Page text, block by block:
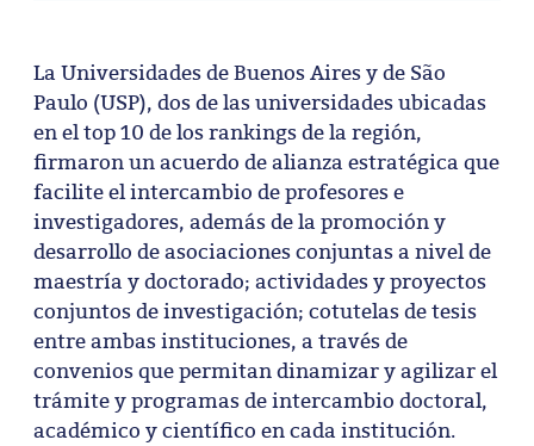
La Universidades de Buenos Aires y de São
Paulo (USP), dos de las universidades ubicadas
en el top 10 de los rankings de la región,
firmaron un acuerdo de alianza estratégica que
facilite el intercambio de profesores e
investigadores, además de la promoción y
desarrollo de asociaciones conjuntas a nivel de
maestría y doctorado; actividades y proyectos
conjuntos de investigación; cotutelas de tesis
entre ambas instituciones, a través de
convenios que permitan dinamizar y agilizar el
trámite y programas de intercambio doctoral,
académico y científico en cada institución.